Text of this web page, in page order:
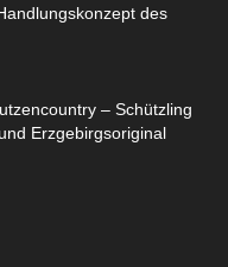
des
– Schützling
Erzgebirgsoriginal